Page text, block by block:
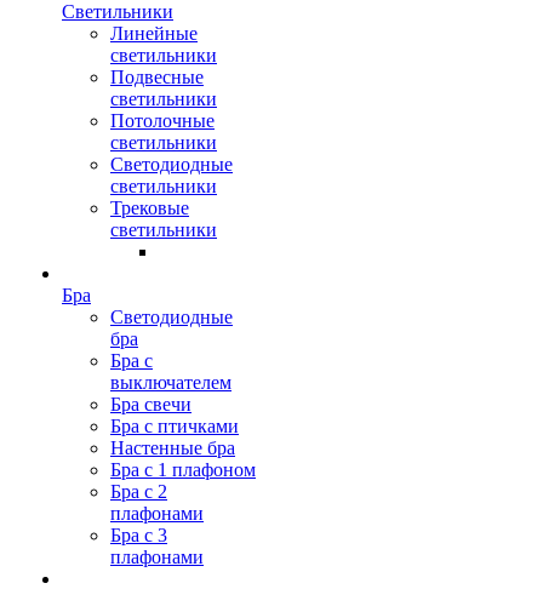
Светильники
Линейные
светильники
Подвесные
светильники
Потолочные
светильники
Светодиодные
светильники
Трековые
светильники
Бра
Светодиодные
бра
Бра с
выключателем
Бра свечи
Бра с птичками
Настенные бра
Бра с 1 плафоном
Бра с 2
плафонами
Бра с 3
плафонами